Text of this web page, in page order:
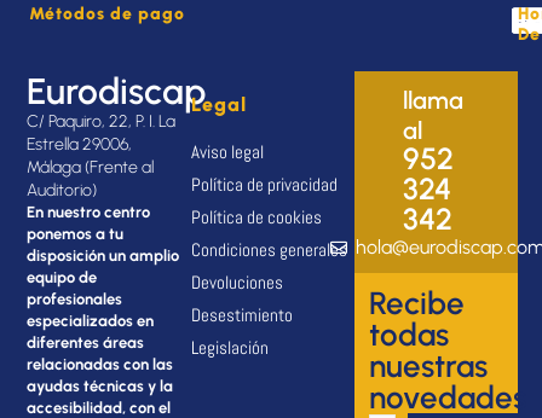
Métodos de pago
Eurodiscap
C/ Paquiro, 22, P. I. La
Estrella 29006,
Málaga (Frente al
Auditorio)
En nuestro centro
ponemos a tu
disposición un amplio
equipo de
profesionales
especializados en
diferentes áreas
relacionadas con las
ayudas técnicas y la
accesibilidad, con el
Legal
Aviso legal
Política de privacidad
Política de cookies
Condiciones generales
Devoluciones
Desestimiento
Legislación
llama
al
952
324
342
Recibe
todas
nuestras
novedades